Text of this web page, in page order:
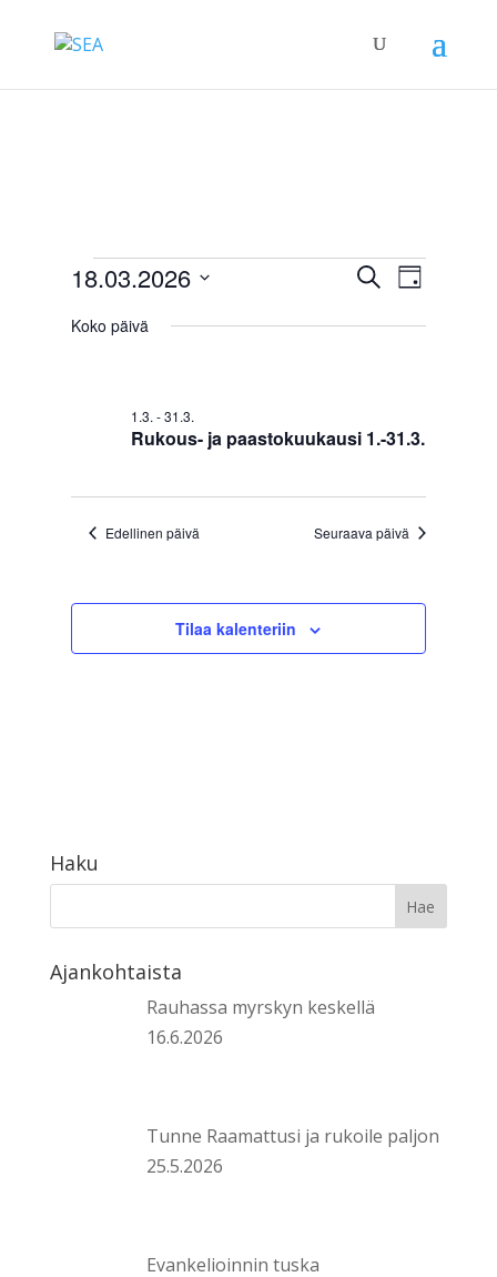
Tapahtumat
18.3.2026 aja
Etsi
Views
Päivä
18.03.2026
päivä.
Koko päivä
Rukous- ja paastokuukausi 1.-31.3.
1.3. -31.3.
Edellinen päivä Seuraava päivä
Tilaa kalenteriin
Haku
Ajankohtaista
Rauhassa myrskyn keskellä
16.6.2026
Tunne Raamattusi ja rukoile paljon
25.5.2026
Evankelioinnin tuska